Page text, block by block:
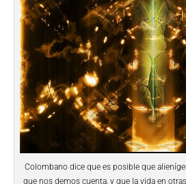
Colombano dice que es posible que
que nos demos cuenta, y que la vida en